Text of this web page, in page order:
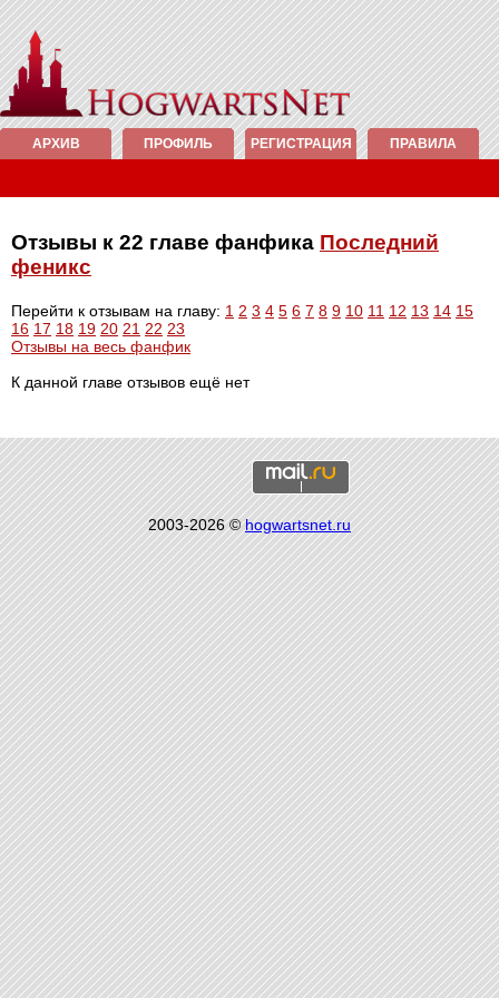
АРХИВ ПРОФИЛЬ РЕГИСТРАЦИЯ ПРАВИЛА
Отзывы к 22 главе фанфика Последний
феникс
Перейти к отзывам на главу: 1 2 3 4 5 6 7 8 9 10 11 12 13 14 15
16 17 18 19 20 21 22 23
Отзывы на весь фанфик
К данной главе отзывов ещё нет
2003-2026 ©hogwartsnet.ru